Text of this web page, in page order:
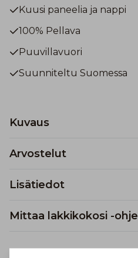
Kuusi paneelia ja nappi
100% Pellava
Puuvillavuori
Suunniteltu Suomessa
Kuvaus
Arvostelut
Lisätiedot
Mittaa lakkikokosi -ohje